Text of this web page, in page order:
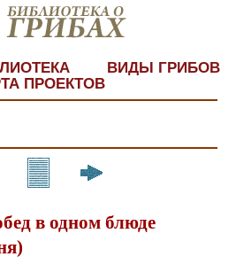
ВИДЫ ГРИБОВ
ПРОЕКТОВ
в одном блюде